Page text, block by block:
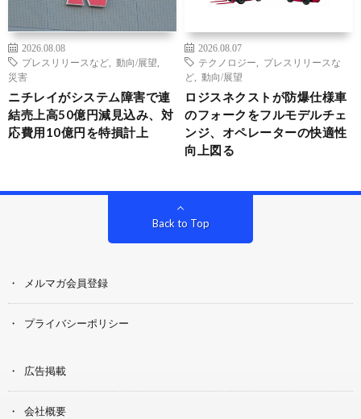
2026.08.08
プレスリリースなど
動向/展望
災害
ニチレイがシステム障害で連
結売上高50億円減見込み、対
応費用10億円を特損計上
2026.08.07
テクノロジー
プレスリリースな
ど
動向/展望
ロジスネクストが防爆仕様車
のフォークをフルモデルチェ
ンジ、オペレーターの快適性
向上図る
Back to Top
メルマガ会員登録
プライバシーポリシー
広告掲載
会社概要